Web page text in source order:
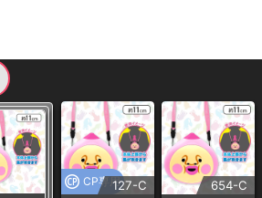
CP専用127-C 654-C